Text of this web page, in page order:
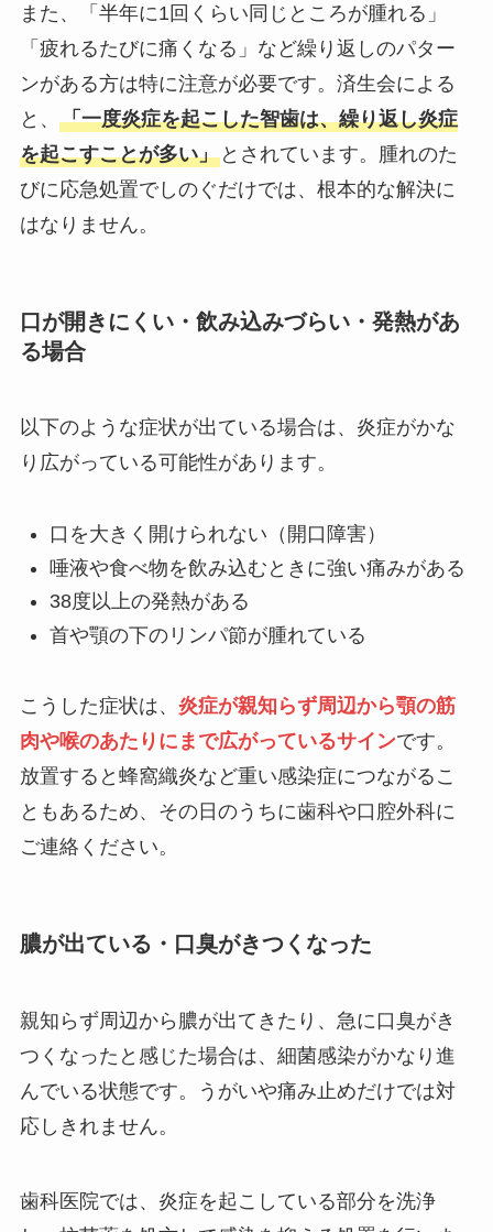
また、「半年に1回くらい同じところが腫れる」
「疲れるたびに痛くなる」など繰り返しのパター
ンがある方は特に注意が必要です。済生会による
と、 「一度炎症を起こした智歯は、繰り返し炎症
を起こすことが多い」とされています。腫れのた
びに応急処置でしのぐだけでは、根本的な解決に
はなりません。
口が開きにくい・飲み込みづらい・発熱があ
る場合
以下のような症状が出ている場合は、炎症がかな
り広がっている可能性があります。
口を大きく開けられない（開口障害）
唾液や食べ物を飲み込むときに強い痛みがある
38度以上の発熱がある
首や顎の下のリンパ節が腫れている
こうした症状は、 炎症が親知らず周辺から顎の筋
肉や喉のあたりにまで広がっているサインです。
放置すると蜂窩織炎など重い感染症につながるこ
ともあるため、その日のうちに歯科や口腔外科に
ご連絡ください。
膿が出ている・口臭がきつくなった
親知らず周辺から膿が出てきたり、急に口臭がき
つくなったと感じた場合は、細菌感染がかなり進
んでいる状態です。うがいや痛み止めだけでは対
応しきれません。
歯科医院では、炎症を起こしている部分を洗浄